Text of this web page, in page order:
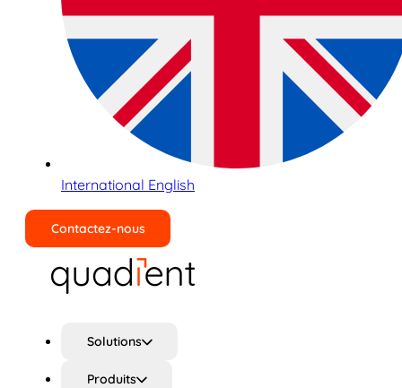
International English
Contactez-nous
Solutions
Produits